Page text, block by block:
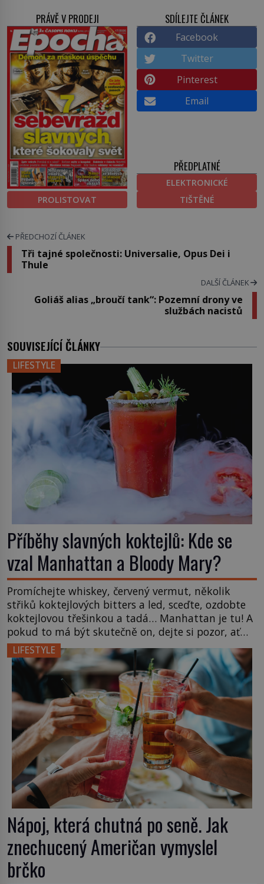
PRÁVĚ V PRODEJI
PROLISTOVAT
SDÍLEJTE ČLÁNEK
Facebook
Twitter
Pinterest
Email
PŘEDPLATNÉ
ELEKTRONICKÉ
TIŠTĚNÉ
PŘEDCHOZÍ ČLÁNEK
Tři tajné společnosti: Universalie, Opus Dei i
Thule
DALŠÍ ČLÁNEK
Goliáš alias „broučí tank“: Pozemní drony ve
službách nacistů
SOUVISEJÍCÍ ČLÁNKY
LIFESTYLE
Příběhy slavných koktejlů: Kde se
vzal Manhattan a Bloody Mary?
Promíchejte whiskey, červený vermut, několik
střiků koktejlových bitters a led, sceďte, ozdobte
koktejlovou třešinkou a tadá… Manhattan je tu! A
pokud to má být skutečně on, dejte si pozor, ať
místo klasické americké rye whiskey či klidně
bourbonu nepoužijete skotskou whisku. Co se
stane? Inu, koktejl bude stále skvělý, ale už to
nebude Manhattan ale […]
LIFESTYLE
Nápoj, která chutná po seně. Jak
znechucený Američan vymyslel
brčko